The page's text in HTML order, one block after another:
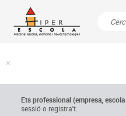
Ets professional (empresa,escola
sessió o registra't.